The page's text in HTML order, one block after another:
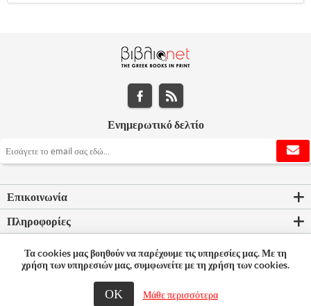
Ενημερωτικό δελτίο
Επικοινωνία
Πληροφορίες
Ο λογαριασμός μου
© 2026 Bookleader
Τα cookies μας βοηθούν να παρέχουμε τις υπηρεσίες μας. Με τη
χρήση των υπηρεσιών μας, συμφωνείτε με τη χρήση των cookies.
ΟΚ Μάθε περισσότερα